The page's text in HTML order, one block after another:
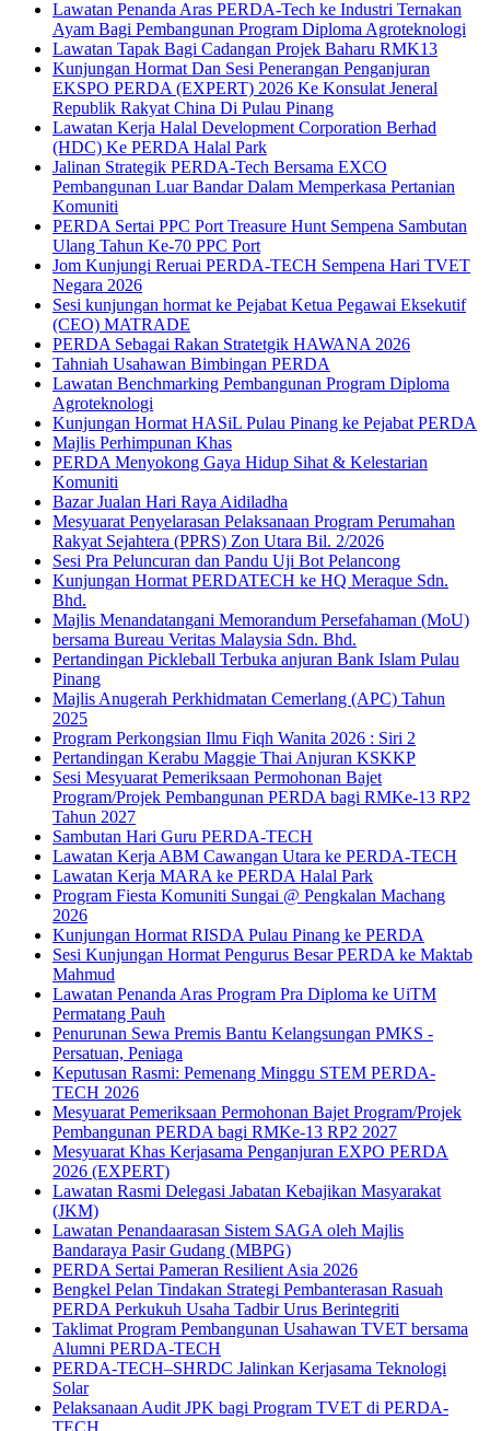
Lawatan Penanda Aras PERDA-Tech ke Industri Ternakan
Ayam Bagi Pembangunan Program Diploma Agroteknologi
Lawatan Tapak Bagi Cadangan Projek Baharu RMK13
Kunjungan Hormat Dan Sesi Penerangan Penganjuran
EKSPO PERDA (EXPERT) 2026 Ke Konsulat Jeneral
Republik Rakyat China Di Pulau Pinang
Lawatan Kerja Halal Development Corporation Berhad
(HDC) Ke PERDA Halal Park
Jalinan Strategik PERDA-Tech Bersama EXCO
Pembangunan Luar Bandar Dalam Memperkasa Pertanian
Komuniti
PERDA Sertai PPC Port Treasure Hunt Sempena Sambutan
Ulang Tahun Ke-70 PPC Port
Jom Kunjungi Reruai PERDA-TECH Sempena Hari TVET
Negara 2026
Sesi kunjungan hormat ke Pejabat Ketua Pegawai Eksekutif
(CEO) MATRADE
PERDA Sebagai Rakan Stratetgik HAWANA 2026
Tahniah Usahawan Bimbingan PERDA
Lawatan Benchmarking Pembangunan Program Diploma
Agroteknologi
Kunjungan Hormat HASiL Pulau Pinang ke Pejabat PERDA
Majlis Perhimpunan Khas
PERDA Menyokong Gaya Hidup Sihat & Kelestarian
Komuniti
Bazar Jualan Hari Raya Aidiladha
Mesyuarat Penyelarasan Pelaksanaan Program Perumahan
Rakyat Sejahtera (PPRS) Zon Utara Bil. 2/2026
Sesi Pra Peluncuran dan Pandu Uji Bot Pelancong
Kunjungan Hormat PERDATECH ke HQ Meraque Sdn.
Bhd.
Majlis Menandatangani Memorandum Persefahaman (MoU)
bersama Bureau Veritas Malaysia Sdn. Bhd.
Pertandingan Pickleball Terbuka anjuran Bank Islam Pulau
Pinang
Majlis Anugerah Perkhidmatan Cemerlang (APC) Tahun
2025
Program Perkongsian Ilmu Fiqh Wanita 2026 : Siri 2
Pertandingan Kerabu Maggie Thai Anjuran KSKKP
Sesi Mesyuarat Pemeriksaan Permohonan Bajet
Program/Projek Pembangunan PERDA bagi RMKe-13 RP2
Tahun 2027
Sambutan Hari Guru PERDA-TECH
Lawatan Kerja ABM Cawangan Utara ke PERDA-TECH
Lawatan Kerja MARA ke PERDA Halal Park
Program Fiesta Komuniti Sungai @ Pengkalan Machang
2026
Kunjungan Hormat RISDA Pulau Pinang ke PERDA
Sesi Kunjungan Hormat Pengurus Besar PERDA ke Maktab
Mahmud
Lawatan Penanda Aras Program Pra Diploma ke UiTM
Permatang Pauh
Penurunan Sewa Premis Bantu Kelangsungan PMKS -
Persatuan, Peniaga
Keputusan Rasmi: Pemenang Minggu STEM PERDA-
TECH 2026
Mesyuarat Pemeriksaan Permohonan Bajet Program/Projek
Pembangunan PERDA bagi RMKe-13 RP2 2027
Mesyuarat Khas Kerjasama Penganjuran EXPO PERDA
2026 (EXPERT)
Lawatan Rasmi Delegasi Jabatan Kebajikan Masyarakat
(JKM)
Lawatan Penandaarasan Sistem SAGA oleh Majlis
Bandaraya Pasir Gudang (MBPG)
PERDA Sertai Pameran Resilient Asia 2026
Bengkel Pelan Tindakan Strategi Pembanterasan Rasuah
PERDA Perkukuh Usaha Tadbir Urus Berintegriti
Taklimat Program Pembangunan Usahawan TVET bersama
Alumni PERDA-TECH
PERDA-TECH–SHRDC Jalinkan Kerjasama Teknologi
Solar
Pelaksanaan Audit JPK bagi Program TVET di PERDA-